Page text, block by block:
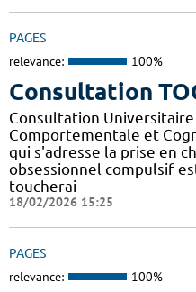
PAGES
relevance: 100%
Consultation
Consultation
Comportementale et
qui s'adresse la prise en
obsessionnel compulsif
toucherai
18/02/2026 15:25
PAGES
relevance: 100%